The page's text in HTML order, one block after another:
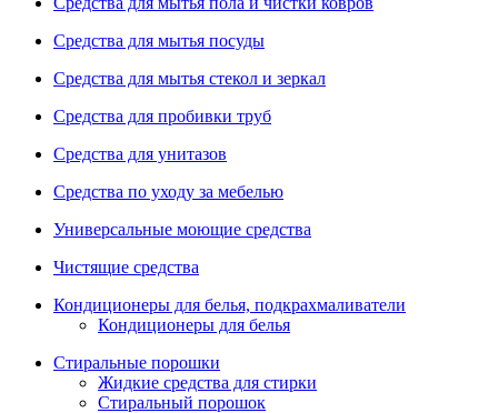
Средства для мытья посуды
Средства для мытья стекол и зеркал
Средства для пробивки труб
Средства для унитазов
Средства по уходу за мебелью
Универсальные моющие средства
Чистящие средства
Кондиционеры для белья, подкрахмаливатели
Кондиционеры для белья
Стиральные порошки
Жидкие средства для стирки
Стиральный порошок